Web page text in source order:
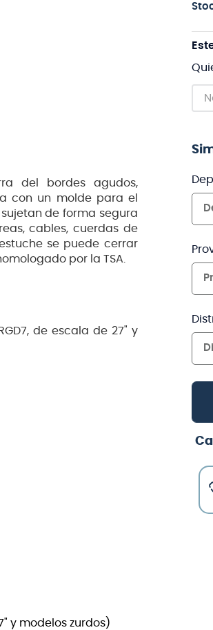
del bordes agudos,
con un molde para el
de forma segura
cables, cuerdas de
se puede cerrar
por la TSA.
de escala de 27" y
y modelos zurdos)